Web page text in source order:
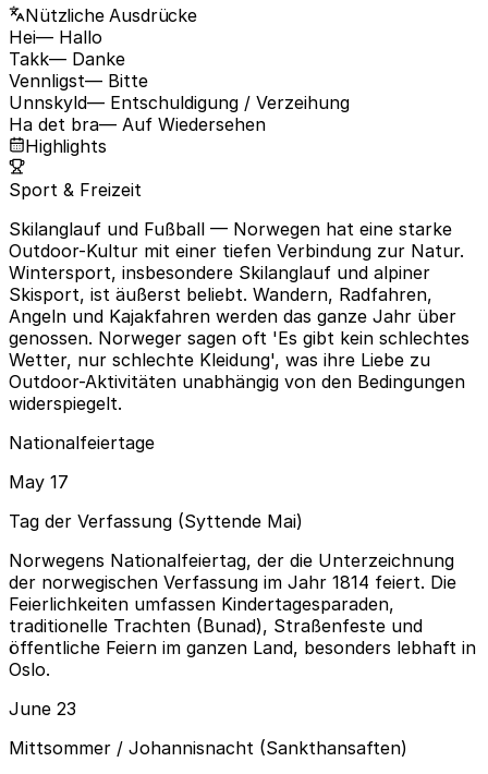
Nützliche Ausdrücke
Hei— Hallo
Takk— Danke
Vennligst— Bitte
Unnskyld— Entschuldigung / Verzeihung
Ha det bra— Auf Wiedersehen
Highlights
Sport & Freizeit
Skilanglauf und Fußball — Norwegen hat eine starke
Outdoor-Kultur mit einer tiefen Verbindung zur Natur.
Wintersport, insbesondere Skilanglauf und alpiner
Skisport, ist äußerst beliebt. Wandern, Radfahren,
Angeln und Kajakfahren werden das ganze Jahr über
genossen. Norweger sagen oft 'Es gibt kein schlechtes
Wetter, nur schlechte Kleidung', was ihre Liebe zu
Outdoor-Aktivitäten unabhängig von den Bedingungen
widerspiegelt.
Nationalfeiertage
May 17
Tag der Verfassung (Syttende Mai)
Norwegens Nationalfeiertag, der die Unterzeichnung
der norwegischen Verfassung im Jahr 1814 feiert. Die
Feierlichkeiten umfassen Kindertagesparaden,
traditionelle Trachten (Bunad), Straßenfeste und
öffentliche Feiern im ganzen Land, besonders lebhaft in
Oslo.
June 23
Mittsommer / Johannisnacht (Sankthansaften)